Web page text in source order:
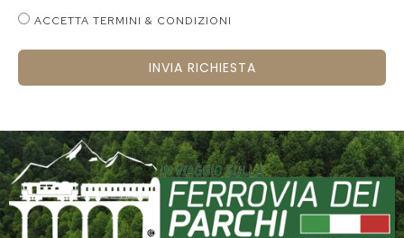
ACCETTA TERMINI & CONDIZIONI
INVIA RICHIESTA